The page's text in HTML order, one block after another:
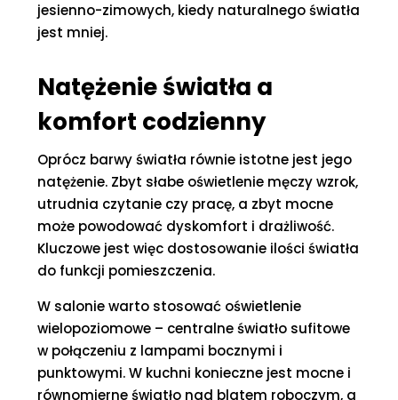
jesienno-zimowych, kiedy naturalnego światła
jest mniej.
Natężenie światła a
komfort codzienny
Oprócz barwy światła równie istotne jest jego
natężenie. Zbyt słabe oświetlenie męczy wzrok,
utrudnia czytanie czy pracę, a zbyt mocne
może powodować dyskomfort i drażliwość.
Kluczowe jest więc dostosowanie ilości światła
do funkcji pomieszczenia.
W salonie warto stosować oświetlenie
wielopoziomowe – centralne światło sufitowe
w połączeniu z lampami bocznymi i
punktowymi. W kuchni konieczne jest mocne i
równomierne światło nad blatem roboczym, a